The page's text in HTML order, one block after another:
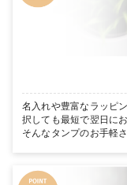
名入れや豊富なラッピ
択しても最短で翌日に
そんなタンプのお手軽